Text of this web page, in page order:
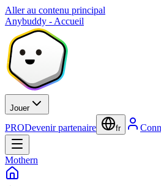
Aller au contenu principal
Anybuddy - Accueil
Jouer
PRODevenir partenaire fr
Mothern